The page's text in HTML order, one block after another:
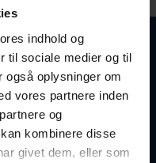
indhold og
til sociale medier og til
også oplysninger om
vores partnere inden
og
kombinere disse
givet dem, eller som